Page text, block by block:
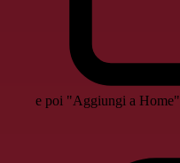
e poi "Aggiungi a Home"